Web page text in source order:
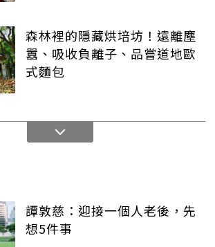
森林裡的隱藏烘培坊！遠離塵
囂、吸收負離子、品嘗道地歐
式麵包
譚敦慈：迎接一個人老後，先
想5件事